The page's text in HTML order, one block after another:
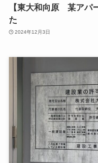
【東大和向原 某アパ
た
2024年12月3日